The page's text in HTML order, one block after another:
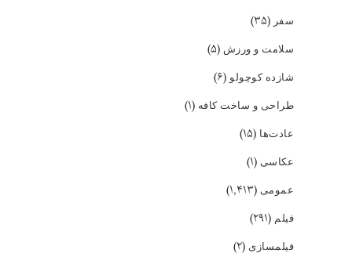
سفر (۳۵)
سلامت و ورزش (۵)
شازده کوچولو(۶)
طراحی و ساخت کافه (۱)
عادت‌ها (۱۵)
عکاسی (۱)
عمومی (۱,۴۱۳)
فیلم (۲۹۱)
فیلمسازی (۲)